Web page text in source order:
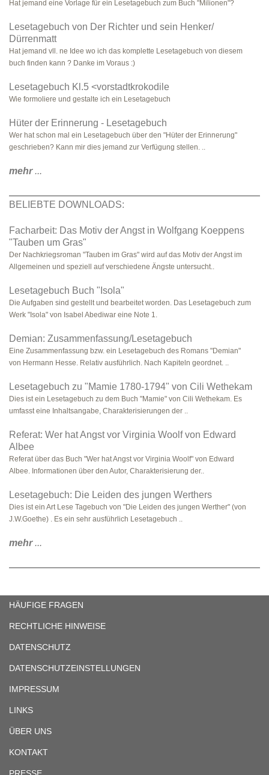
Hat jemand eine Vorlage für ein Lesetagebuch zum Buch "Milionen"?
Lesetagebuch von Der Richter und sein Henker/
Dürrenmatt
Hat jemand vll. ne Idee wo ich das komplette Lesetagebuch von diesem
buch finden kann ? Danke im Voraus :)
Lesetagebuch Kl.5 <vorstadtkrokodile
Wie formoliere und gestalte ich ein Lesetagebuch
Hüter der Erinnerung - Lesetagebuch
Wer hat schon mal ein Lesetagebuch über den "Hüter der Erinnerung"
geschrieben? Kann mir dies jemand zur Verfügung stellen. ..
mehr...
BELIEBTE DOWNLOADS:
Facharbeit: Das Motiv der Angst in Wolfgang Koeppens
"Tauben um Gras"
Der Nachkriegsroman "Tauben im Gras" wird auf das Motiv der Angst im
Allgemeinen und speziell auf verschiedene Ängste untersucht..
Lesetagebuch Buch "Isola"
Die Aufgaben sind gestellt und bearbeitet worden. Das Lesetagebuch zum
Werk "Isola" von Isabel Abediwar eine Note 1.
Demian: Zusammenfassung/Lesetagebuch
Eine Zusammenfassung bzw. ein Lesetagebuch des Romans "Demian"
von Hermann Hesse. Relativ ausführlich. Nach Kapiteln geordnet. ..
Lesetagebuch zu "Mamie 1780-1794" von Cili Wethekam
Dies ist ein Lesetagebuch zu dem Buch "Mamie" von Cili Wethekam. Es
umfasst eine Inhaltsangabe, Charakterisierungen der ..
Referat: Wer hat Angst vor Virginia Woolf von Edward
Albee
Referat über das Buch "Wer hat Angst vor Virginia Woolf" von Edward
Albee. Informationen über den Autor, Charakterisierung der..
Lesetagebuch: Die Leiden des jungen Werthers
Dies ist ein Art Lese Tagebuch von "Die Leiden des jungen Werther" (von
J.W.Goethe) . Es ein sehr ausführlich Lesetagebuch ..
mehr...
HÄUFIGE FRAGEN
RECHTLICHE HINWEISE
DATENSCHUTZ
DATENSCHUTZEINSTELLUNGEN
IMPRESSUM
LINKS
ÜBER UNS
KONTAKT